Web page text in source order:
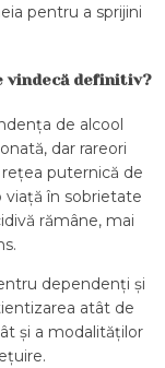
pentru a sprijini
vindecă definitiv?
de alcool
dar rareori
puternică de
viață în sobrietate
rămâne, mai
dependenți și
atât de
și a modalităților